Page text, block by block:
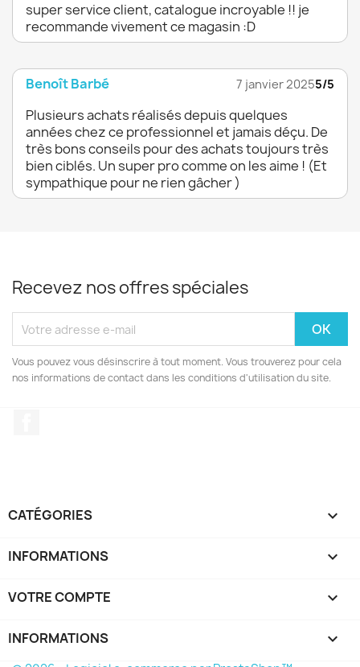
super service client, catalogue incroyable !! je
recommande vivement ce magasin :D
Benoît Barbé 7 janvier 20255/5
Plusieurs achats réalisés depuis quelques
années chez ce professionnel et jamais déçu. De
très bons conseils pour des achats toujours très
bien ciblés. Un super pro comme on les aime ! (Et
sympathique pour ne rien gâcher )
Recevez nos offres spéciales
Vous pouvez vous désinscrire à tout moment. Vous trouverez pour cela
nos informations de contact dans les conditions d'utilisation du site.
CATÉGORIES 
INFORMATIONS 
VOTRE COMPTE 
INFORMATIONS keyboard_arrow_down